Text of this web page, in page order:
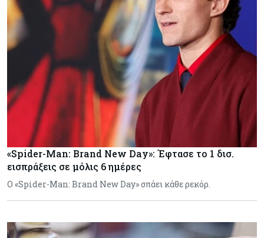
«Spider-Man: Brand New Day»: Έφτασε το 1 δισ.
εισπράξεις σε μόλις 6 ημέρες
Ο «Spider-Man: Brand New Day» σπάει κάθε ρεκόρ.